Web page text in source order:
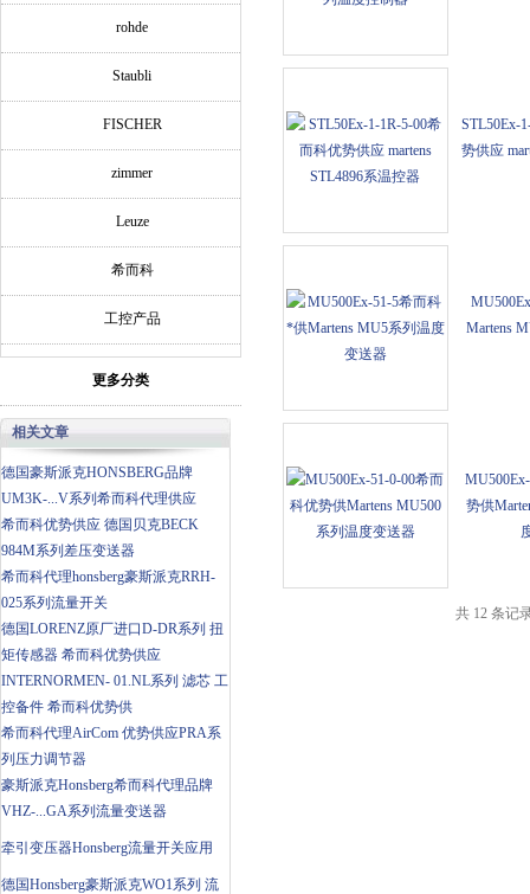
rohde
Staubli
FISCHER
zimmer
Leuze
希而科
工控产品
更多分类
相关文章
德国豪斯派克HONSBERG品牌
UM3K-...V系列希而科代理供应
希而科优势供应 德国贝克BECK
984M系列差压变送器
希而科代理honsberg豪斯派克RRH-
025系列流量开关
德国LORENZ原厂进口D-DR系列 扭
矩传感器 希而科优势供应
INTERNORMEN- 01.NL系列 滤芯 工
控备件 希而科优势供
希而科代理AirCom 优势供应PRA系
列压力调节器
豪斯派克Honsberg希而科代理品牌
VHZ-...GA系列流量变送器
牵引变压器Honsberg流量开关应用
德国Honsberg豪斯派克WO1系列 流
STL50Ex-
势供应
Martens
势供
共 12 条记